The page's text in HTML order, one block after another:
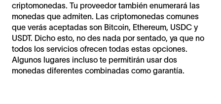
criptomonedas. Tu proveedor también enumerará las
monedas que admiten. Las criptomonedas comunes
que verás aceptadas son Bitcoin, Ethereum, USDC y
USDT. Dicho esto, no des nada por sentado, ya que no
todos los servicios ofrecen todas estas opciones.
Algunos lugares incluso te permitirán usar dos
monedas diferentes combinadas como garantía.